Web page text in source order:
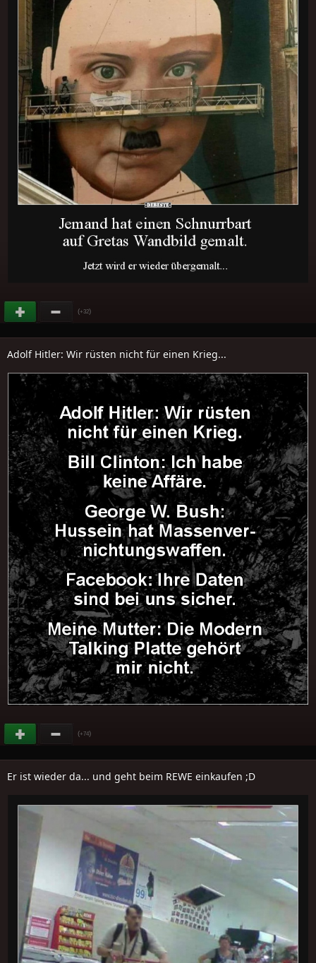
(+32)
Adolf Hitler: Wir rüsten nicht für einen Krieg...
(+74)
Er ist wieder da... und geht beim REWE einkaufen ;D